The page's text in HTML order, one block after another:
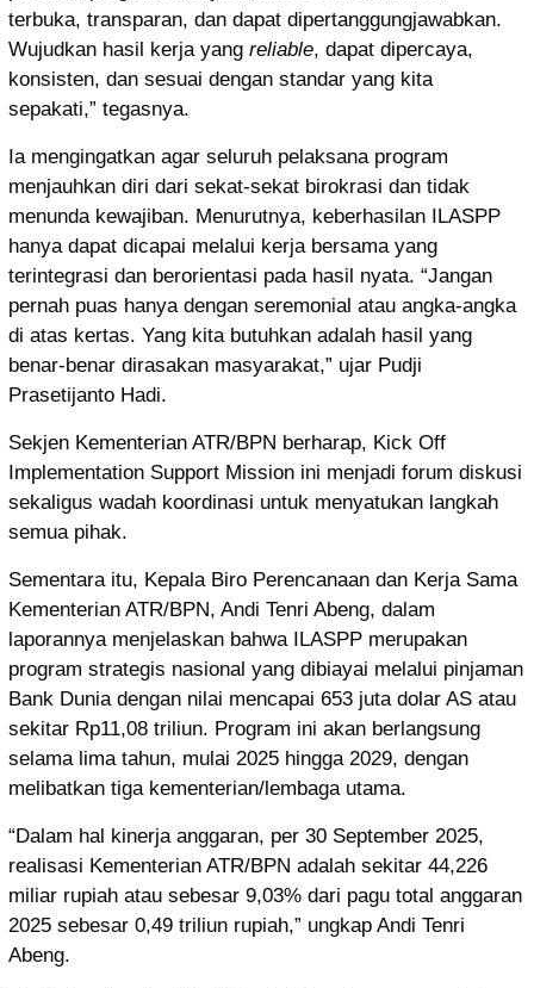
terbuka, transparan, dan dapat dipertanggungjawabkan.
Wujudkan hasil kerja yang reliable, dapat dipercaya,
konsisten, dan sesuai dengan standar yang kita
sepakati,” tegasnya.
Ia mengingatkan agar seluruh pelaksana program
menjauhkan diri dari sekat-sekat birokrasi dan tidak
menunda kewajiban. Menurutnya, keberhasilan ILASPP
hanya dapat dicapai melalui kerja bersama yang
terintegrasi dan berorientasi pada hasil nyata. “Jangan
pernah puas hanya dengan seremonial atau angka-angka
di atas kertas. Yang kita butuhkan adalah hasil yang
benar-benar dirasakan masyarakat,” ujar Pudji
Prasetijanto Hadi.
Sekjen Kementerian ATR/BPN berharap, Kick Off
Implementation Support Mission ini menjadi forum diskusi
sekaligus wadah koordinasi untuk menyatukan langkah
semua pihak.
Sementara itu, Kepala Biro Perencanaan dan Kerja Sama
Kementerian ATR/BPN, Andi Tenri Abeng, dalam
laporannya menjelaskan bahwa ILASPP merupakan
program strategis nasional yang dibiayai melalui pinjaman
Bank Dunia dengan nilai mencapai 653 juta dolar AS atau
sekitar Rp11,08 triliun. Program ini akan berlangsung
selama lima tahun, mulai 2025 hingga 2029, dengan
melibatkan tiga kementerian/lembaga utama.
“Dalam hal kinerja anggaran, per 30 September 2025,
realisasi Kementerian ATR/BPN adalah sekitar 44,226
miliar rupiah atau sebesar 9,03% dari pagu total anggaran
2025 sebesar 0,49 triliun rupiah,” ungkap Andi Tenri
Abeng.